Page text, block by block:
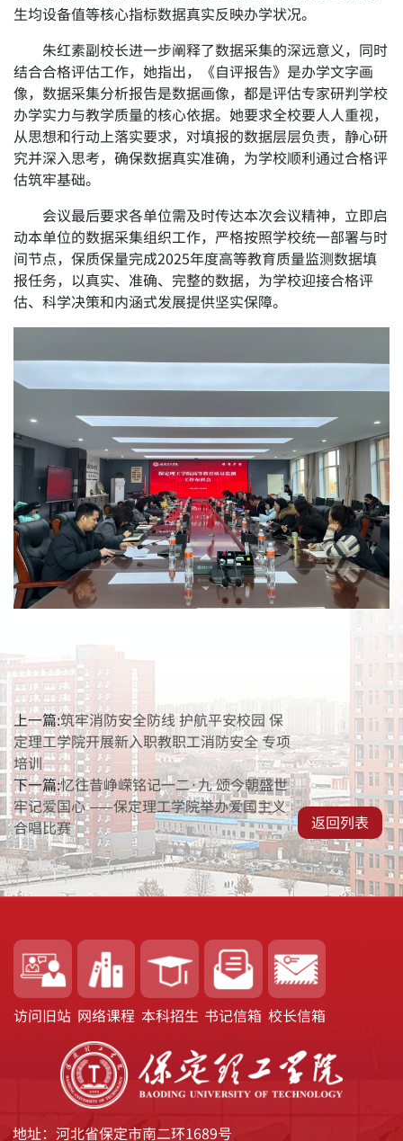
生均设备值等核心指标数据真实反映办学状况。
朱红素副校长进一步阐释了数据采集的深远意义，同时
结合合格评估工作，她指出，《自评报告》是办学文字画
像，数据采集分析报告是数据画像，都是评估专家研判学校
办学实力与教学质量的核心依据。她要求全校要人人重视，
从思想和行动上落实要求，对填报的数据层层负责，静心研
究并深入思考，确保数据真实准确，为学校顺利通过合格评
估筑牢基础。
会议最后要求各单位需及时传达本次会议精神，立即启
动本单位的数据采集组织工作，严格按照学校统一部署与时
间节点，保质保量完成2025年度高等教育质量监测数据填
报任务，以真实、准确、完整的数据，为学校迎接合格评
估、科学决策和内涵式发展提供坚实保障。
上一篇:筑牢消防安全防线 护航平安校园 保
定理工学院开展新入职教职工消防安全 专项
培训
下一篇:忆往昔峥嵘铭记一二·九 颂今朝盛世
牢记爱国心 ——保定理工学院举办爱国主义
合唱比赛
返回列表
访问旧站 网络课程 本科招生 书记信箱 校长信箱
地址：河北省保定市南二环1689号